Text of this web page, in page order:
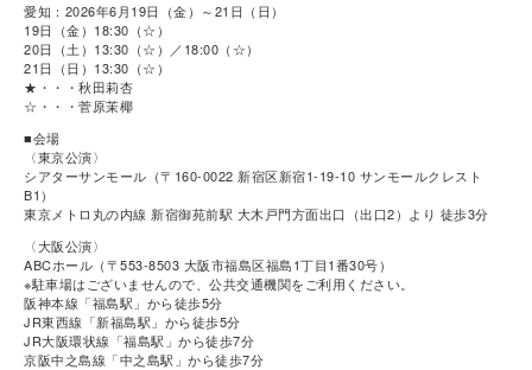
愛知：2026年6月19日（金）～21日（日）
19日（金）18:30（☆）
20日（土）13:30（☆）／18:00（☆）
21日（日）13:30（☆）
★・・・秋田莉杏
☆・・・菅原茉椰
■会場
〈東京公演〉
シアターサンモール（〒160-0022 新宿区新宿1-19-10 サンモールクレスト
B1）
東京メトロ丸の内線 新宿御苑前駅 大木戸門方面出口（出口2）より 徒歩3分
〈大阪公演〉
ABCホール（〒553-8503 大阪市福島区福島1丁目1番30号）
※駐車場はございませんので、公共交通機関をご利用ください。
阪神本線「福島駅」から徒歩5分
JR東西線「新福島駅」から徒歩5分
JR大阪環状線「福島駅」から徒歩7分
京阪中之島線「中之島駅」から徒歩7分